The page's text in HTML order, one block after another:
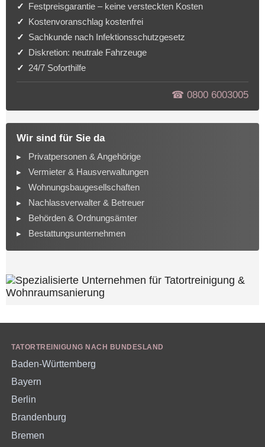
Festpreisgarantie – keine versteckten Kosten
Kostenvoranschlag kostenfrei
Sachkunde nach Infektionsschutzgesetz
Diskretion: neutrale Fahrzeuge
24/7 Soforthilfe
☎︎ 0800 6003005
Wir sind für Sie da
Privatpersonen & Angehörige
Vermieter & Hausverwaltungen
Wohnungsbaugesellschaften
Nachlassverwalter & Betreuer
Behörden & Ordnungsämter
Bestattungsunternehmen
TATORTREINIGUNG NACH BUNDESLAND
Baden-Württemberg
Bayern
Berlin
Brandenburg
Bremen